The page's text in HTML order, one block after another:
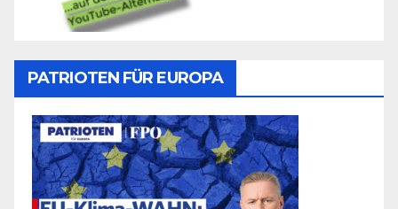
PATRIOTEN FÜR EUROPA